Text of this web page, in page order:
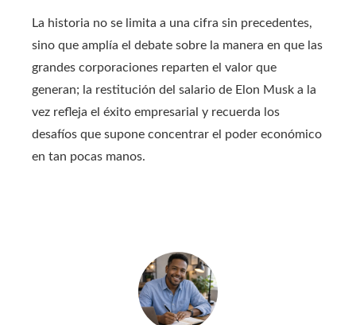
La historia no se limita a una cifra sin precedentes,
sino que amplía el debate sobre la manera en que las
grandes corporaciones reparten el valor que
generan; la restitución del salario de Elon Musk a la
vez refleja el éxito empresarial y recuerda los
desafíos que supone concentrar el poder económico
en tan pocas manos.